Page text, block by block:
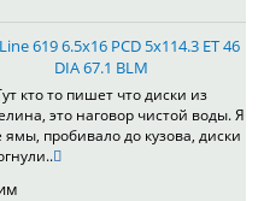
619 6.5x16 PCD 5x114.3 ET 46
DIA 67.1 BLM
кто то пишет что диски из
это наговор чистой воды. Я
пробивало до кузова, диски